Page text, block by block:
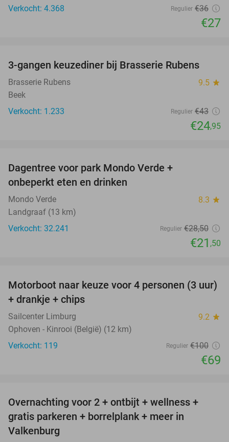
Verkocht: 4.368 Regulier €36
€27
42%
3-gangen keuzediner bij Brasserie Rubens
Brasserie Rubens 9.5 star
Beek
Verkocht: 1.233
Regulier €43
€24,95
Dagentree voor park Mondo Verde +
onbeperkt eten en drinken
Mondo Verde 8.3 star
Landgraaf (13 km)
Verkocht: 32.241
Regulier €28,50
€21 ,50
31%
Motorboot naar keuze voor 4 personen (3 uur)
+ drankje + chips
Sailcenter Limburg 9.2 star
Ophoven - Kinrooi (België) (12 km)
Verkocht: 119
Regulier €100
€69
33%
Overnachting voor 2 + ontbijt + wellness +
gratis parkeren + borrelplank + meer in
Valkenburg